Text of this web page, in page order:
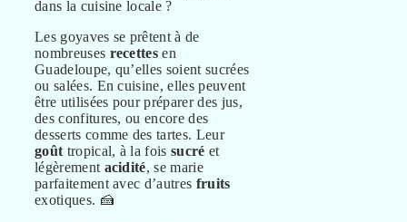
Les goyaves se prêtent à de
nombreuses recettes en
Guadeloupe, qu’elles soient sucrées
ou salées. En cuisine, elles peuvent
être utilisées pour préparer des jus,
des confitures, ou encore des
desserts comme des tartes. Leur
goût tropical, à la foissucré et
légèrement acidité, se marie
parfaitement avec d’autres fruits
exotiques. 🍰